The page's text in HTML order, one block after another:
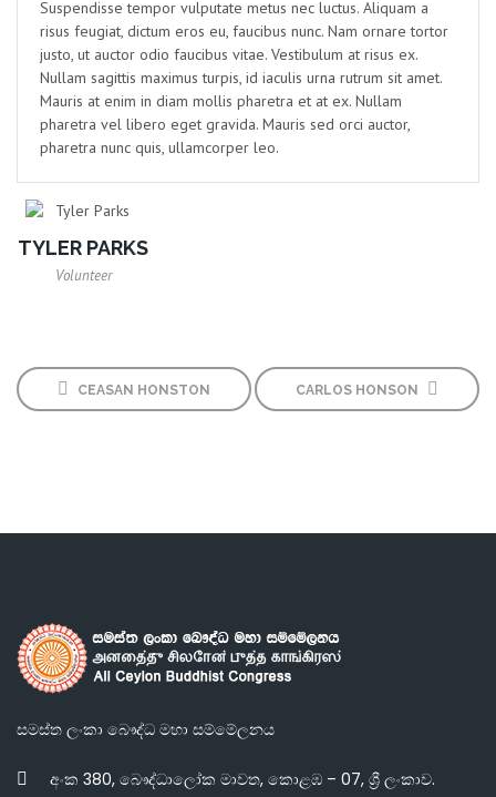
Suspendisse tempor vulputate metus nec luctus. Aliquam a
risus feugiat, dictum eros eu, faucibus nunc. Nam ornare tortor
justo, ut auctor odio faucibus vitae. Vestibulum at risus ex.
Nullam sagittis maximus turpis, id iaculis urna rutrum sit amet.
Mauris at enim in diam mollis pharetra et at ex. Nullam
pharetra vel libero eget gravida. Mauris sed orci auctor,
pharetra nunc quis, ullamcorper leo.
TYLER PARKS
Volunteer
CEASAN HONSTON CARLOS HONSON
සමස්ත ලංකා බෞද්ධ මහා සම්මේලනය
අංක 380, බෞද්ධාලෝක මාවත, කොළඹ – 07, ශ්‍රී ලංකාව.